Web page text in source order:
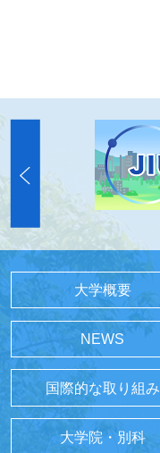
大学概要
NEWS
国際的な取り組み
大学院・別科